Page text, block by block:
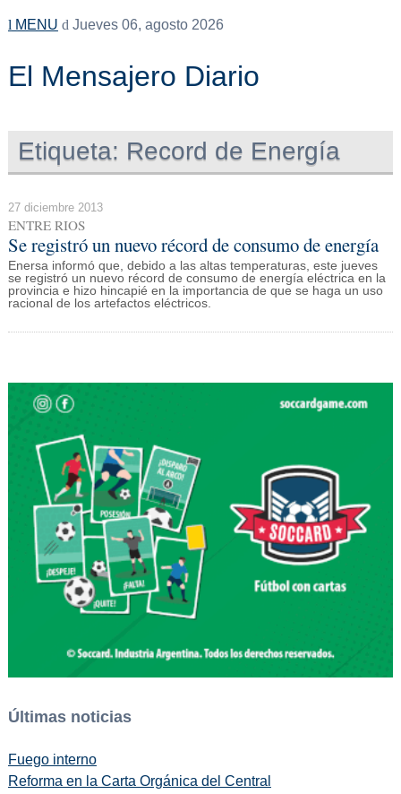
MENU Jueves 06, agosto 2026
El Mensajero Diario
Etiqueta: Record de Energía
27 diciembre 2013
ENTRE RIOS
Se registró un nuevo récord de consumo de energía
Enersa informó que, debido a las altas temperaturas, este jueves
se registró un nuevo récord de consumo de energía eléctrica en la
provincia e hizo hincapié en la importancia de que se haga un uso
racional de los artefactos eléctricos.
Últimas noticias
Fuego interno
Reforma en la Carta Orgánica del Central